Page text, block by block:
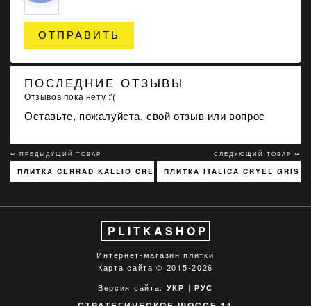
ОТПРАВИТЬ
ПОСЛЕДНИЕ ОТЗЫВЫ
Отзывов пока нету :'(
Оставьте, пожалуйста, свой отзыв или вопрос
↢ ПРЕДЫДУЩИЙ ТОВАР
ПЛИТКА CERRAD KALLIO CREAM 3768 15X45
СЛЕДУЮЩИЙ ТОВАР ↣
ПЛИТКА ITALICA CRYEL GRIS
PLITKASHOP
Интернет-магазин плитки
Карта сайта © 2015-2026
Версия сайта: УКР | РУС